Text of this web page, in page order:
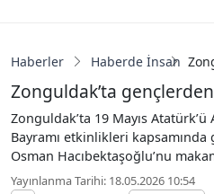
Haberler Haberde İnsan
Zonguldak’ta
Zonguldak’ta 19 Mayıs
Bayramı etkinlikleri
Osman Hacıbektaşoğlu’nu
Yayınlanma Tarihi: 18.05.2026 10:54